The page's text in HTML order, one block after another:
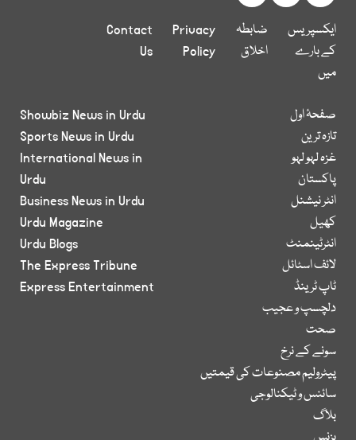
ایکسپریس
کے بارے
میں
ضابطہ
اخلاق
Privacy
Policy
Contact
Us
صفحۂ اول
تازہ ترین
غزہ لہو لہو
پاکستان
انٹر نیشنل
کھیل
انٹرٹینمنٹ
لائف اسٹائل
ٹاپ ٹرینڈ
دلچسپ و عجیب
صحت
سونے کے نرخ
پیٹرولیم مصنوعات کی قیمتیں
سائنس و ٹیکنالوجی
بلاگ
Showbiz News in Urdu
Sports News in Urdu
International News in
Urdu
Business News in Urdu
Urdu Magazine
Urdu Blogs
The Express Tribune
Express Entertainment